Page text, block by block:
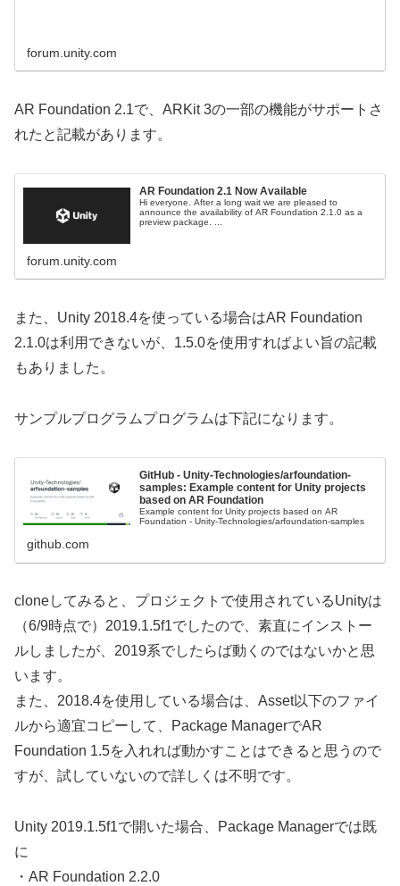
forum.unity.com
AR Foundation 2.1で、ARKit 3の一部の機能がサポートさ
れたと記載があります。
AR Foundation 2.1 Now Available
Hi everyone. After a long wait we are pleased to
announce the availability of AR Foundation 2.1.0 as a
preview package. ...
forum.unity.com
また、Unity 2018.4を使っている場合はAR Foundation
2.1.0は利用できないが、1.5.0を使用すればよい旨の記載
もありました。
サンプルプログラムプログラムは下記になります。
GitHub - Unity-Technologies/arfoundation-
samples: Example content for Unity projects
based on AR Foundation
Example content for Unity projects based on AR
Foundation - Unity-Technologies/arfoundation-samples
github.com
cloneしてみると、プロジェクトで使用されているUnityは
（6/9時点で）2019.1.5f1でしたので、素直にインストー
ルしましたが、2019系でしたらば動くのではないかと思
います。
また、2018.4を使用している場合は、Asset以下のファイ
ルから適宜コピーして、Package ManagerでAR
Foundation 1.5を入れれば動かすことはできると思うので
すが、試していないので詳しくは不明です。
Unity 2019.1.5f1で開いた場合、Package Managerでは既
に
・AR Foundation 2.2.0